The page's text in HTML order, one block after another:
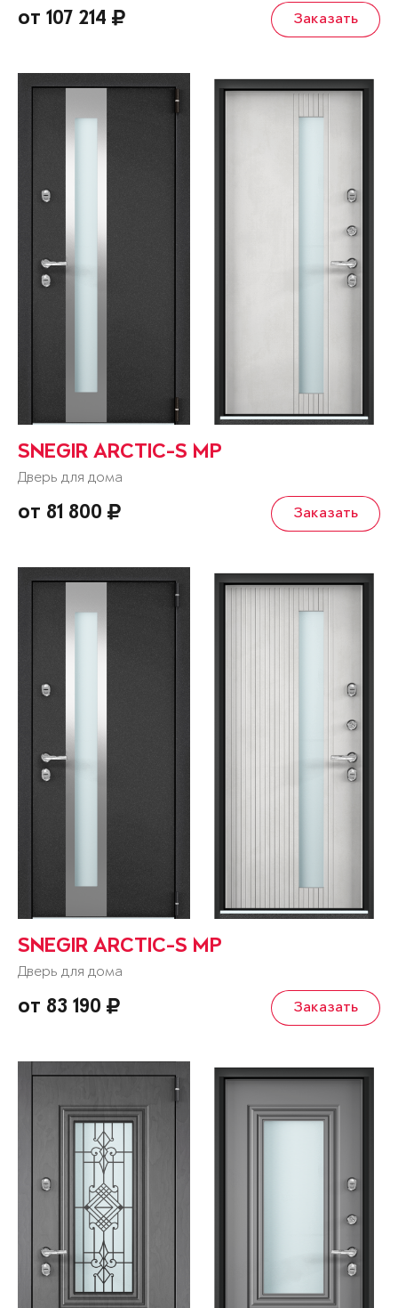
от 107 214 Заказать
SNEGIR ARCTIC-S MP
Дверь для дома
от 81 800 Заказать
SNEGIR ARCTIC-S MP
Дверь для дома
от 83 190 Заказать